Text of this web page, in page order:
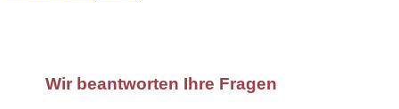
Wir beantworten Ihre Fragen